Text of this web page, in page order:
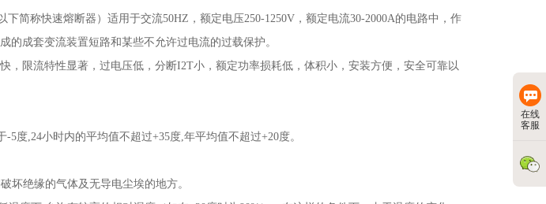
在线
客服
下简称快速熔断器）适用于交流50HZ ，额定电压250-1250V ，额定电流30-2000A的电路中，作
的成套变流装置短路和某些不允许过电流的过载保护。
，限流特性显著，过电压低，分断I2T小，额定功率损耗低，体积小，安装方便，安全可靠以
-5度,24小时内的平均值不超过+35度,年平均值不超过+20度。
坏绝缘的气体及无导电尘埃的地方。